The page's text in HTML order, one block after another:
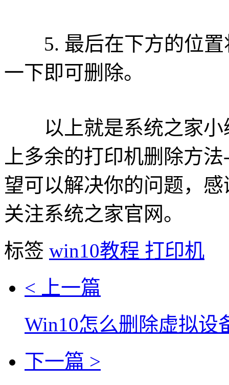
5. 最后在下方的位置
一下即可删除。
以上就是系统之家小
上多余的打印机删除方
望可以解决你的问题，
关注系统之家官网。
标签 win10教程 打印机
< 上一篇
Win10怎么删除虚拟设
下一篇 >